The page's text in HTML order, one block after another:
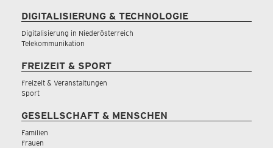
DIGITALISIERUNG & TECHNOLOGIE
Digitalisierung in Niederösterreich
Telekommunikation
FREIZEIT & SPORT
Freizeit & Veranstaltungen
Sport
GESELLSCHAFT & MENSCHEN
Familien
Frauen